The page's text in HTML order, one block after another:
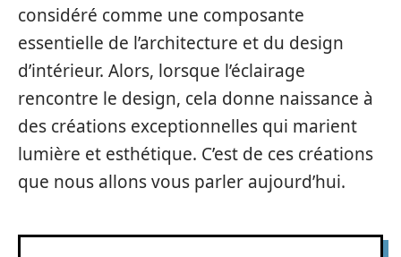
considéré comme une composante
essentielle de l’architecture et du design
d’intérieur. Alors, lorsque l’éclairage
rencontre le design, cela donne naissance à
des créations exceptionnelles qui marient
lumière et esthétique. C’est de ces créations
que nous allons vous parler aujourd’hui.